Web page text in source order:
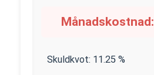
Månadskostnad:
Skuldkvot: 11.25 %